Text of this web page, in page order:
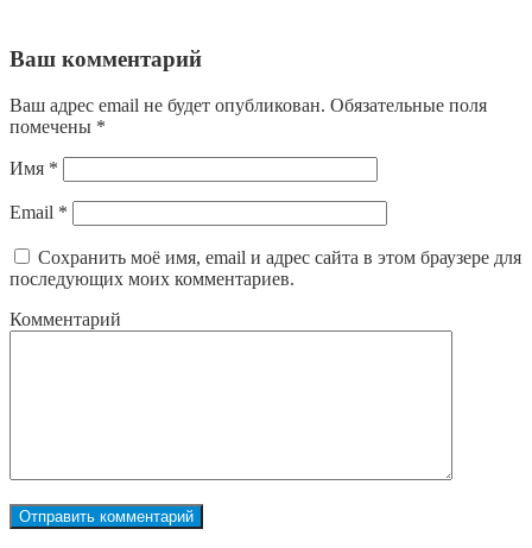
Ваш комментарий
Ваш адрес email не будет опубликован. Обязательные поля
помечены *
Имя *
Email *
Сохранить моё имя, email и адрес сайта в этом браузере для
последующих моих комментариев.
Комментарий